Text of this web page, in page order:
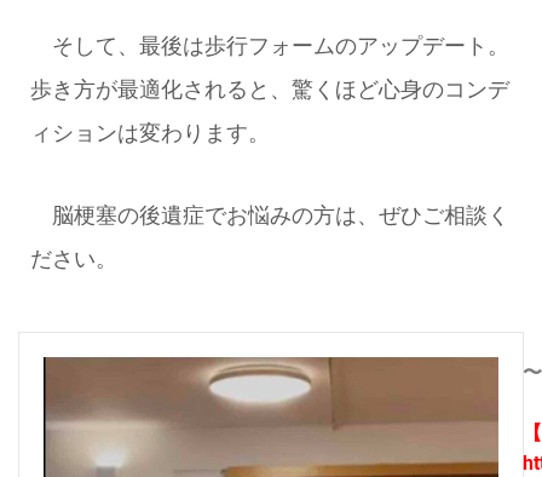
そして、最後は歩行フォームのアップデート。
歩き方が最適化されると、驚くほど心身のコンデ
ィションは変わります。
脳梗塞の後遺症でお悩みの方は、ぜひご相談く
ださい。